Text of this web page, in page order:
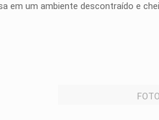
em um ambiente descontraído e